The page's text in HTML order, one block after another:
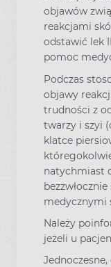
objawów
reakcjami
odstawić lek
pomoc
Podczas
objawy
trudności z
twarzy i szyi
klatce
natychmiast
medycznymi
Należy
jeżeli u